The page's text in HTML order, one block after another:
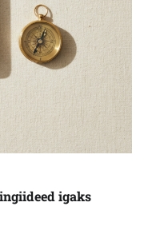
igaks